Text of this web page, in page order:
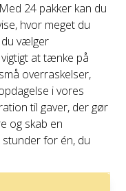
24 pakker kan du
hvor meget du
vælger
at tænke på
overraskelser,
i vores
til gaver, der gør
og skab en
for én, du